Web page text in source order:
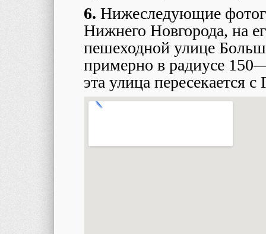
6. Нижеследующие
Нижнего Новгорода, на
пешеходной улице
примерно в радиусе
эта улица пересекается с